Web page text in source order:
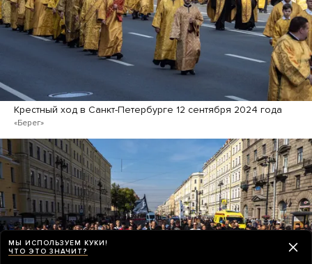
Крестный ход в Санкт-Петербурге 12 сентября 2024 года
«Берег»
МЫ ИСПОЛЬЗУЕМ КУКИ!
ЧТО ЭТО ЗНАЧИТ?